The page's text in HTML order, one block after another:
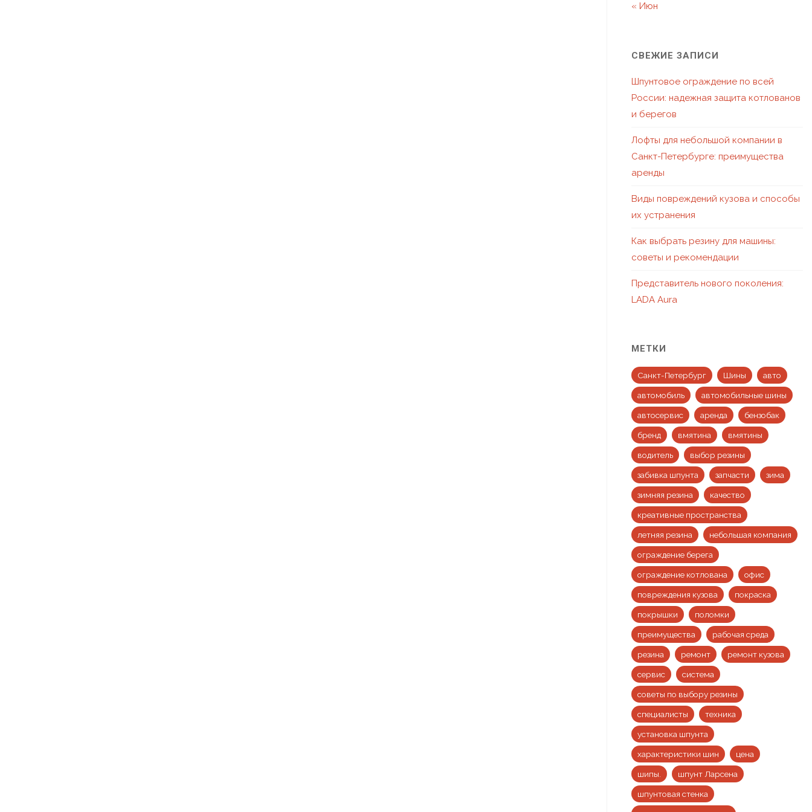
« Июн
СВЕЖИЕ ЗАПИСИ
Шпунтовое ограждение по всей
России: надежная защита котлованов
и берегов
Лофты для небольшой компании в
Санкт-Петербурге: преимущества
аренды
Виды повреждений кузова и способы
их устранения
Как выбрать резину для машины:
советы и рекомендации
Представитель нового поколения:
LADA Aura
МЕТКИ
Санкт-Петербург Шины авто
автомобиль автомобильные шины
автосервис аренда бензобак
бренд вмятина вмятины
водитель выбор резины
забивка шпунта запчасти зима
зимняя резина качество
креативные пространства
летняя резина небольшая компания
ограждение берега
ограждение котлована офис
повреждения кузова покраска
покрышки поломки
преимущества рабочая среда
резина ремонт ремонт кузова
сервис система
советы по выбору резины
специалисты техника
установка шпунта
характеристики шин цена
шипы. шпунт Ларсена
шпунтовая стенка